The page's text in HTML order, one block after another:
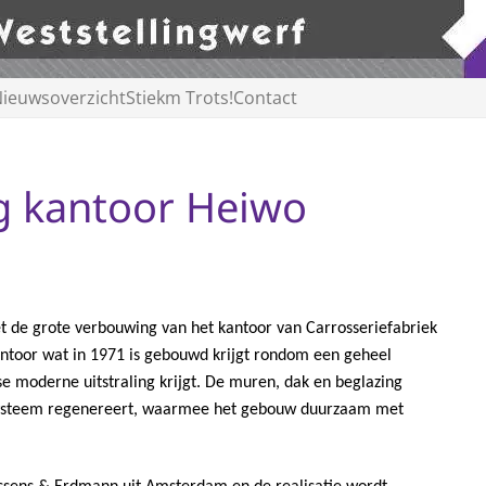
Stiekm Trots!Contact
kantoor Heiwo
de grote verbouwing van het kantoor van Carrosseriefabriek
wat in 1971 is gebouwd krijgt rondom een geheel
moderne uitstraling krijgt. De muren, dak en beglazing
regenereert, waarmee het gebouw duurzaam met